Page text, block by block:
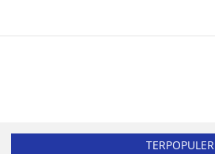
TERPOPULER